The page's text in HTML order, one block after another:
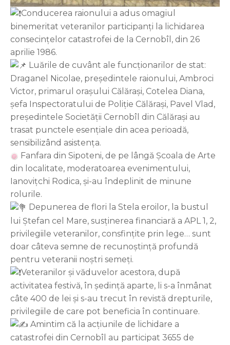
Conducerea raionului a adus omagiul
binemeritat veteranilor participanți la lichidarea
consecințelor catastrofei de la Cernobîl, din 26
aprilie 1986.
Luările de cuvânt ale funcționarilor de stat:
Draganel Nicolae, președintele raionului, Ambroci
Victor, primarul orașului Călărași, Cotelea Diana,
șefa Inspectoratului de Poliție Călărași, Pavel Vlad,
președintele Societății Cernobîl din Călărași au
trasat punctele esențiale din acea perioadă,
sensibilizând asistența.
Fanfara din Sipoteni, de pe lângă Școala de Arte
din localitate, moderatoarea evenimentului,
Ianovițchi Rodica, și-au îndeplinit de minune
rolurile.
Depunerea de flori la Stela eroilor, la bustul
lui Ștefan cel Mare, susținerea financiară a APL 1, 2,
privilegiile veteranilor, consfințite prin lege… sunt
doar câteva semne de recunoștință profundă
pentru veteranii noștri semeți.
Veteranilor și văduvelor acestora, după
activitatea festivă, în ședință aparte, li s-a înmânat
câte 400 de lei și s-au trecut în revistă drepturile,
privilegiile de care pot beneficia în continuare.
Amintim că la acțiunile de lichidare a
catastrofei din Cernobîl au participat 3655 de